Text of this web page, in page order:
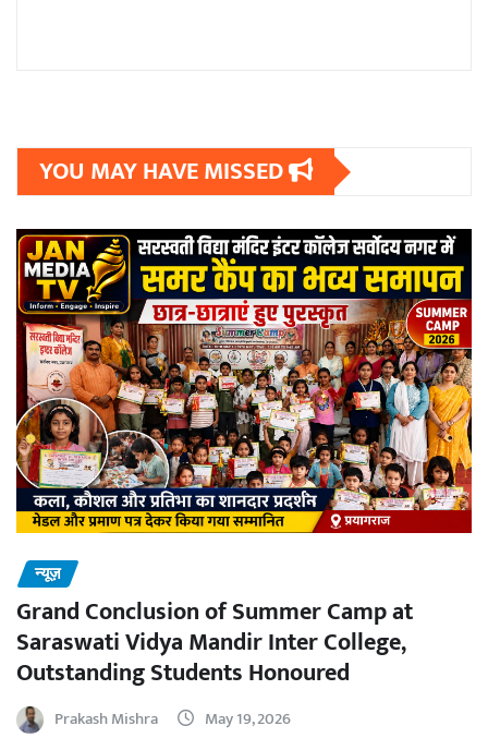
YOU MAY HAVE MISSED
न्यूज़
Grand Conclusion of Summer Camp at
Saraswati Vidya Mandir Inter College,
Outstanding Students Honoured
Prakash Mishra May 19, 2026